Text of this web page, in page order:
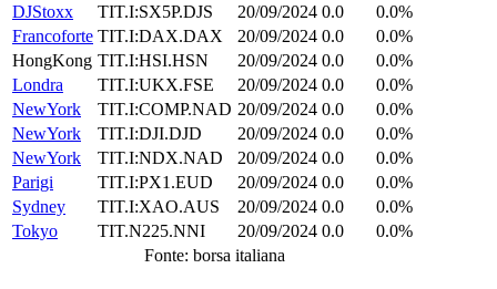
DJStoxx
TIT.I:SX5P.DJS 20/09/2024 0.0
0.0%
Francoforte TIT.I:DAX.DAX 20/09/2024 0.0
0.0%
HongKong TIT.I:HSI.HSN 20/09/2024 0.0
0.0%
Londra
TIT.I:UKX.FSE 20/09/2024 0.0
0.0%
NewYork
TIT.I:COMP.NAD 20/09/2024 0.0
0.0%
NewYork
TIT.I:DJI.DJD 20/09/2024 0.0
0.0%
NewYork
TIT.I:NDX.NAD 20/09/2024 0.0
0.0%
Parigi
TIT.I:PX1.EUD 20/09/2024 0.0
0.0%
Sydney
TIT.I:XAO.AUS 20/09/2024 0.0
0.0%
Tokyo
TIT.N225.NNI 20/09/2024 0.0
0.0%
Fonte: borsa italiana